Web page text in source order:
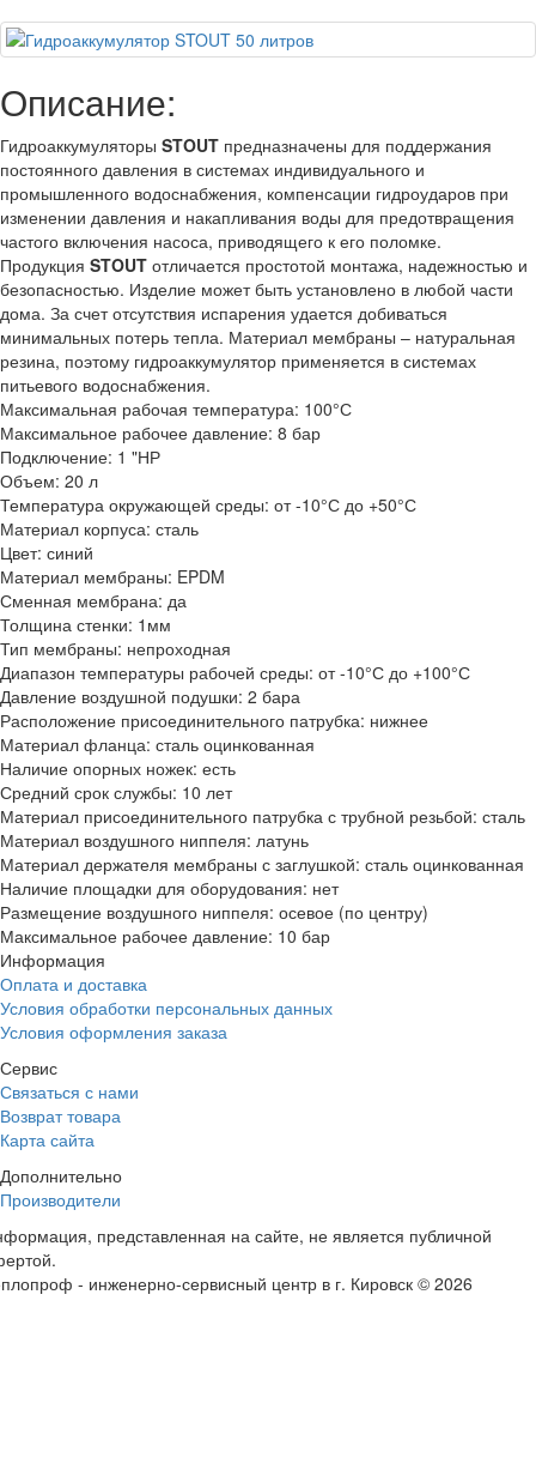
Описание:
Гидроаккумуляторы STOUT предназначены для поддержания
постоянного давления в системах индивидуального и
промышленного водоснабжения, компенсации гидроударов при
изменении давления и накапливания воды для предотвращения
частого включения насоса, приводящего к его поломке.
Продукция STOUT отличается простотой монтажа, надежностью и
безопасностью. Изделие может быть установлено в любой части
дома. За счет отсутствия испарения удается добиваться
минимальных потерь тепла. Материал мембраны – натуральная
резина, поэтому гидроаккумулятор применяется в системах
питьевого водоснабжения.
Максимальная рабочая температура: 100°С
Максимальное рабочее давление: 8 бар
Подключение: 1 "НР
Объем: 20 л
Температура окружающей среды: от -10°С до +50°С
Материал корпуса: сталь
Цвет: синий
Материал мембраны: EPDM
Сменная мембрана: да
Толщина стенки: 1мм
Тип мембраны: непроходная
Диапазон температуры рабочей среды: от -10°С до +100°С
Давление воздушной подушки: 2 бара
Расположение присоединительного патрубка: нижнее
Материал фланца: сталь оцинкованная
Наличие опорных ножек: есть
Средний срок службы: 10 лет
Материал присоединительного патрубка с трубной резьбой: сталь
Материал воздушного ниппеля: латунь
Материал держателя мембраны с заглушкой: сталь оцинкованная
Наличие площадки для оборудования: нет
Размещение воздушного ниппеля: осевое (по центру)
Максимальное рабочее давление: 10 бар
Информация
Оплата и доставка
Условия обработки персональных данных
Условия оформления заказа
Сервис
Связаться с нами
Возврат товара
Карта сайта
Дополнительно
Производители
представленная на сайте, не является публичной
- инженерно-сервисный центр в г. Кировск © 2026